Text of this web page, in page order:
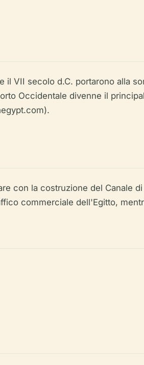
VII secolo d.C. portarono alla
Occidentale divenne il
con la costruzione del Canale
commerciale dell'Egitto,